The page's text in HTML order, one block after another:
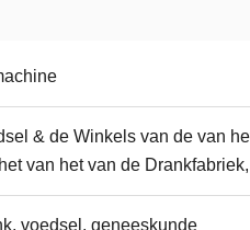
& de Winkels van de van
van het van de
voedsel, geneeskunde